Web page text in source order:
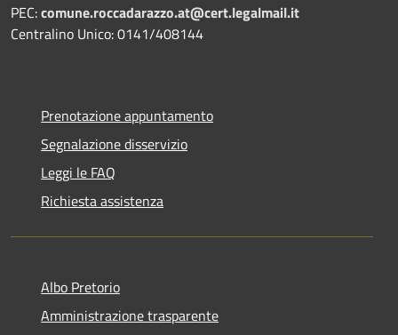
PEC:comune.roccadarazzo.at@cert.legalmail.it
Centralino Unico: 0141/408144
Prenotazione appuntamento
Segnalazione disservizio
Leggi le FAQ
Richiesta assistenza
Albo Pretorio
Amministrazione trasparente